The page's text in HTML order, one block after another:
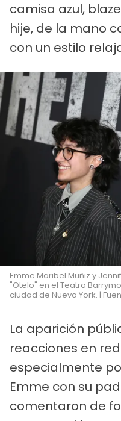
camisa azul,
hije, de la mano
con un estilo
Emme Maribel Muñiz y
"Otelo" en el Teatro
ciudad de Nueva York. |
La aparición
reacciones en
especialmente
Emme con su
comentaron de